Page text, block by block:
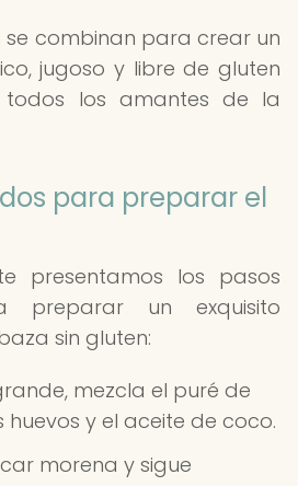
se combinan para crear un
jugoso y libre de gluten
los amantes de la
para preparar el
presentamos los pasos
preparar un exquisito
sin gluten:
mezcla el puré de
y el aceite de coco.
morena y sigue